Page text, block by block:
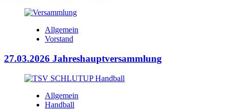
Allgemein
Vorstand
27.03.2026 Jahreshauptversammlung
Allgemein
Handball